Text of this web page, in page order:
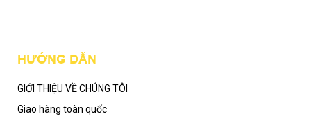
HƯỚNG DẪN
GIỚI THIỆU VỀ CHÚNG TÔI
Giao hàng toàn quốc